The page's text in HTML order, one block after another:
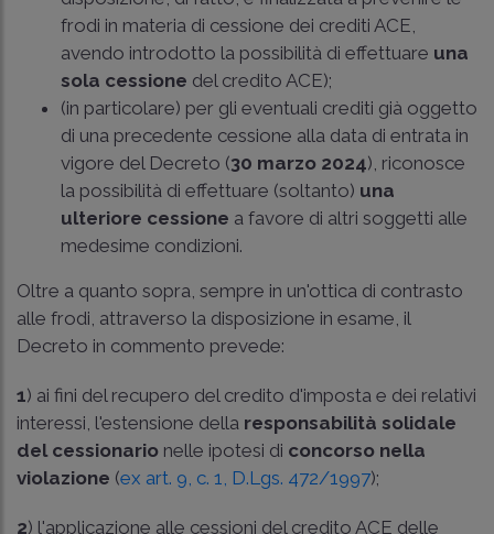
frodi in materia di cessione dei crediti ACE,
avendo introdotto la possibilità di effettuare una
sola cessione del credito ACE);
(in particolare) per gli eventuali crediti già oggetto
di una precedente cessione alla data di entrata in
vigore del Decreto (30 marzo 2024), riconosce
la possibilità di effettuare (soltanto) una
ulteriore cessione a favore di altri soggetti alle
medesime condizioni.
Oltre a quanto sopra, sempre in un'ottica di contrasto
alle frodi, attraverso la disposizione in esame, il
Decreto in commento prevede:
1) ai fini del recupero del credito d'imposta e dei relativi
interessi, l'estensione della responsabilità solidale
del cessionario nelle ipotesi di concorso nella
violazione (ex art. 9, c. 1, D.Lgs. 472/1997);
2) l'applicazione alle cessioni del credito ACE delle